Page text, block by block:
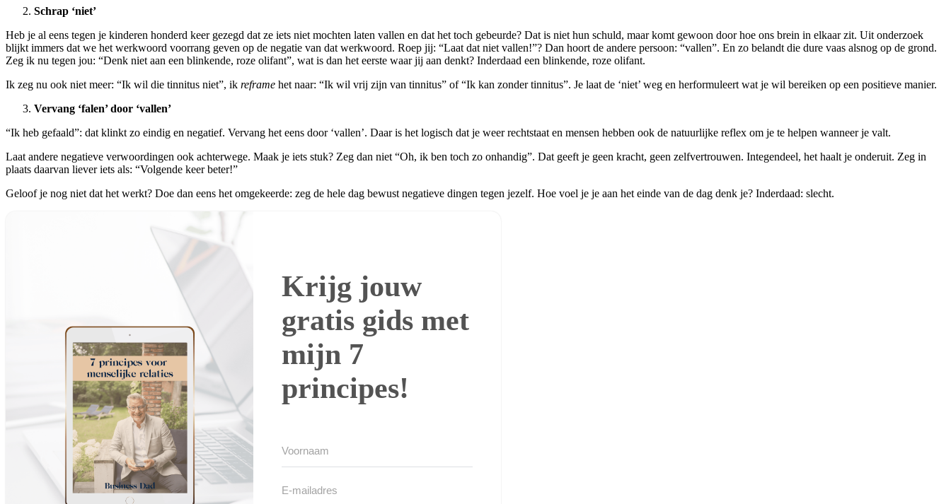
Schrap ‘niet’
Heb je al eens tegen je kinderen honderd keer gezegd dat ze iets niet mochten laten vallen en dat het toch gebeurde? Dat is niet hun schuld, maar komt gewoon door hoe ons brein in elkaar zit. Uit onderzoek
blijkt immers dat we het werkwoord voorrang geven op de negatie van dat werkwoord. Roep jij: “Laat dat niet vallen!”? Dan hoort de andere persoon: “vallen”. En zo belandt die dure vaas alsnog op de grond.
Zeg ik nu tegen jou: “Denk niet aan een blinkende, roze olifant”, wat is dan het eerste waar jij aan denkt? Inderdaad een blinkende, roze olifant.
Ik zeg nu ook niet meer: “Ik wil die tinnitus niet”, ik reframe het naar: “Ik wil vrij zijn van tinnitus” of “Ik kan zonder tinnitus”. Je laat de ‘niet’ weg en herformuleert wat je wil bereiken op een positieve manier.
Vervang ‘falen’ door ‘vallen’
“Ik heb gefaald”: dat klinkt zo eindig en negatief. Vervang het eens door ‘vallen’. Daar is het logisch dat je weer rechtstaat en mensen hebben ook de natuurlijke reflex om je te helpen wanneer je valt.
Laat andere negatieve verwoordingen ook achterwege. Maak je iets stuk? Zeg dan niet “Oh, ik ben toch zo onhandig”. Dat geeft je geen kracht, geen zelfvertrouwen. Integendeel, het haalt je onderuit. Zeg in
plaats daarvan liever iets als: “Volgende keer beter!”
Geloof je nog niet dat het werkt? Doe dan eens het omgekeerde: zeg de hele dag bewust negatieve dingen tegen jezelf. Hoe voel je je aan het einde van de dag denk je? Inderdaad: slecht.
Krijg jouw
gratis gids met
mijn 7
principes!